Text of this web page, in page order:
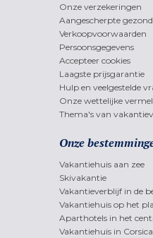
Onze verzekeringen
Aangescherpte
Verkoopvoorwaarden
Persoonsgegevens
Accepteer cookies
Laagste prijsgarantie
Hulp en veelgestelde
Onze wettelijke
Thema's van
Onze
Vakantiehuis aan zee
Skivakantie
Vakantieverblijf in de
Vakantiehuis op het
Aparthotels in het
Vakantiehuis in Corsica